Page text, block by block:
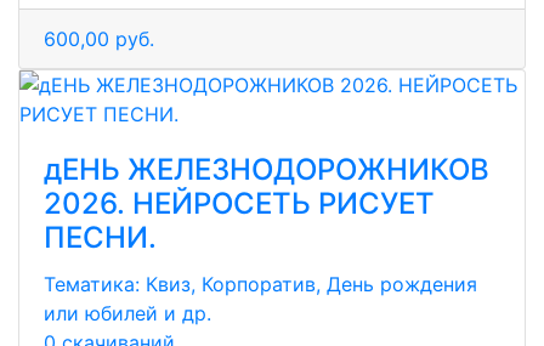
600,00 руб.
дЕНЬ ЖЕЛЕЗНОДОРОЖНИКОВ
2026. НЕЙРОСЕТЬ РИСУЕТ
ПЕСНИ.
Тематика: Квиз, Корпоратив, День рождения
или юбилей и др.